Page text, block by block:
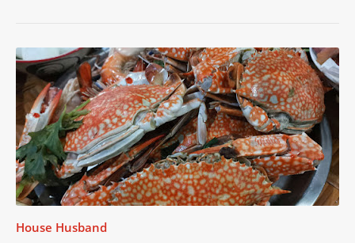
House Husband